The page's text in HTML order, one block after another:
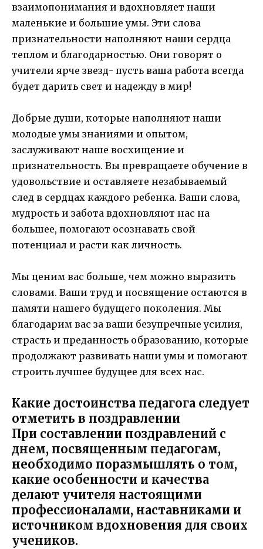
взаимопонимания и вдохновляет наши
маленькие и большие умы. Эти слова
признательности наполняют наши сердца
теплом и благодарностью. Они говорят о
учители ярче звезд- пусть ваша работа всегда
будет дарить свет и надежду в мир!
Добрые души, которые наполняют наши
молодые умы знаниями и опытом,
заслуживают наше восхищение и
признательность. Вы превращаете обучение в
удовольствие и оставляете незабываемый
след в сердцах каждого ребенка. Ваши слова,
мудрость и забота вдохновляют нас на
большее, помогают осознавать свой
потенциал и расти как личность.
Мы ценим вас больше, чем можно выразить
словами. Ваши труд и посвящение остаются в
памяти нашего будущего поколения. Мы
благодарим вас за ваши безупречные усилия,
страсть и преданность образованию, которые
продолжают развивать наши умы и помогают
строить лучшее будущее для всех нас.
Какие достоинства педагога следует
отметить в поздравлении
При составлении поздравлений с
днем, посвященным педагогам,
необходимо поразмышлять о том,
какие особенности и качества
делают учителя настоящими
профессионалами, наставниками и
источником вдохновения для своих
учеников.